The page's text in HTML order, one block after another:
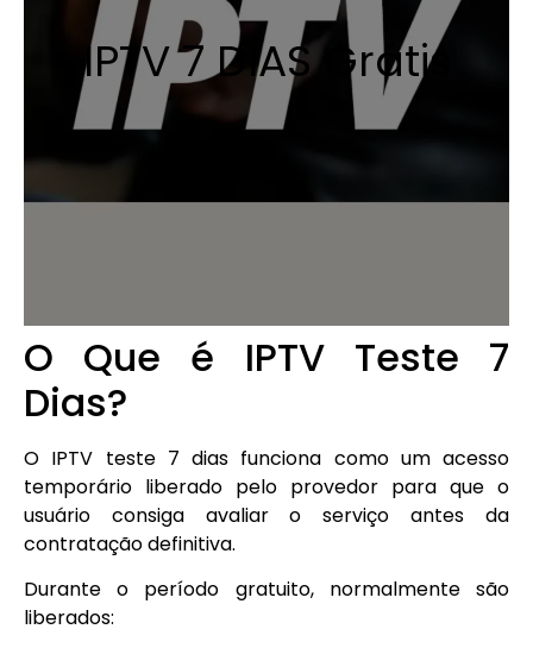
IPTV 7 DIAS Grátis
O Que é IPTV Teste 7
Dias?
O IPTV teste 7 dias funciona como um acesso
temporário liberado pelo provedor para que o
usuário consiga avaliar o serviço antes da
contratação definitiva.
Durante o período gratuito, normalmente são
liberados: